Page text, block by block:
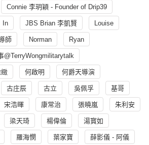
Connie 李玥穎 - Founder of Drip39
In JBS Brian 李凱賢 Louise
師 Norman Ryan
@TerryWongmilitarytalk
何啟明 何爵天導演
古庄辰 古立 吳佩孚 基哥
宋浩暉 康常治 張曉嵐 朱利安
梁天琦 楊偉倫 湯寳如
羅海憫 葉家寶 薛影儀 - 阿儀